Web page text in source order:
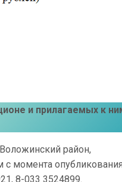
и прилагаемых к
район,
с момента
8-033 3524899.